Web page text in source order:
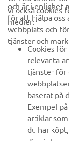
och är i enlighet
för att hjälpa oss
webbplats och
tjänster och
vi också cookies
medier:
Cookies
relevanta
tjänster för
baserat på
Exempel
artiklar
du har